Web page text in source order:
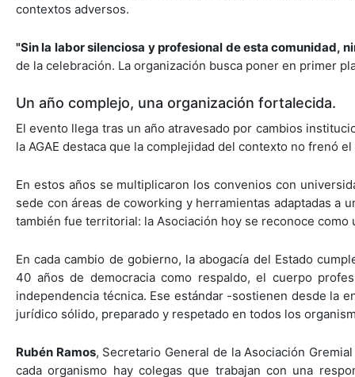
contextos adversos.
"Sin la labor silenciosa y profesional de esta comunidad,
de la celebración. La organización busca poner en primer
Un año complejo, una organización fortalecida.
El evento llega tras un año atravesado por cambios
la AGAE destaca que la complejidad del contexto no frenó
En estos años se multiplicaron los convenios con
sede con áreas de coworking y herramientas adaptadas a
también fue territorial: la Asociación hoy se reconoce
En cada cambio de gobierno, la abogacía del Estado
40 años de democracia como respaldo, el cuerpo
independencia técnica. Ese estándar -sostienen desde la
jurídico sólido, preparado y respetado en todos los
Rubén Ramos, Secretario General de la Asociación
cada organismo hay colegas que trabajan con una